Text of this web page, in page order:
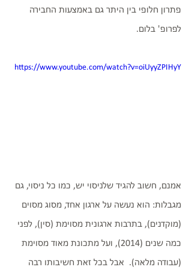
פתרון חלופי בין היתר גם באמצעות החבירה
לפרופ' בלום.
https://www.youtube.com/watch?v=oiUyyZPIHyY
אמנם, חשוב להגיד שלניסוי יש, כמו כל ניסוי, גם
מגבלות: הוא נעשה על ארגון אחד, מסוג מסוים
(מוקדנים), בתרבות ארגונית מסוימת (סין), לפני
כמה שנים (2014), ועל מתכונת מאוד מסוימת
(עבודה מלאה).  אבל בכל זאת חשיבותו רבה